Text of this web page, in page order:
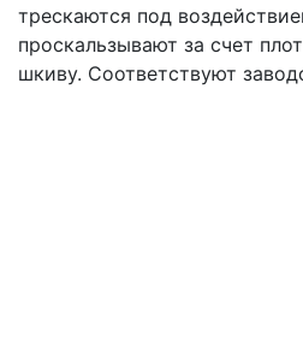
трескаются под
проскальзывают за счет
шкиву. Соответствуют